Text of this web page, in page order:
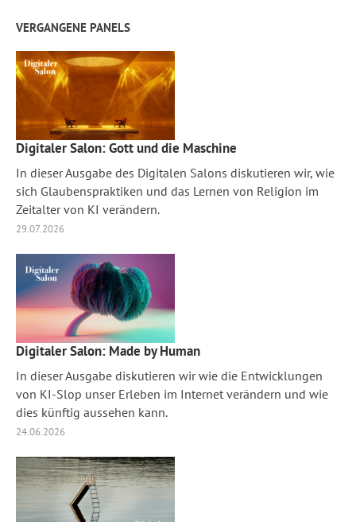
VERGANGENE PANELS
Digitaler Salon: Gott und die Maschine
In dieser Ausgabe des Digitalen Salons diskutieren wir, wie
sich Glaubenspraktiken und das Lernen von Religion im
Zeitalter von KI verändern.
29.07.2026
Digitaler Salon: Made by Human
In dieser Ausgabe diskutieren wir wie die Entwicklungen
von KI-Slop unser Erleben im Internet verändern und wie
dies künftig aussehen kann.
24.06.2026